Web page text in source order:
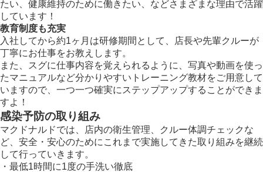
たい、健康維持のために働きたい、などさまざまな理由で活躍
しています！
教育制度も充実
入社してから約1ヶ月は研修期間として、店長や先輩クルーが
丁寧にお仕事をお教えします。
また、スグに仕事内容を覚えられるように、写真や動画を使っ
たマニュアルなど分かりやすいトレーニング教材をご用意して
いますので、一つ一つ確実にステップアップすることができま
すよ！
感染予防の取り組み
マクドナルドでは、店内の衛生管理、クルー体調チェックな
ど、安全・安心のためにこれまで実施してきた取り組みを継続
して行っていきます。
・最低1時間に1度の手洗い徹底